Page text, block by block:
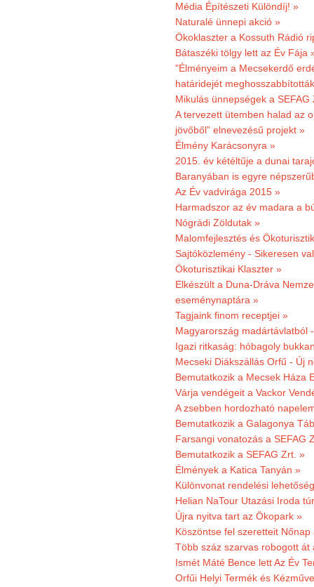
Média Építészeti Különdíj! »
Naturalé ünnepi akció »
Ökoklaszter a Kossuth Rádió
Bátaszéki tölgy lett az Év Fája
"Élményeim a Mecsekerdő
határidejét
Mikulás ünnepségek a SEFAG
A tervezett ütemben halad az
jövőből” elnevezésű projekt »
Élmény Karácsonyra »
2015. év kétéltűje a dunai
Baranyában is egyre
Az Év vadvirága 2015 »
Harmadszor az év madara a
Nógrádi Zöldutak »
Malomfejlesztés és
Sajtóközlemény - Sikeresen
Ökoturisztikai Klaszter »
Elkészült a Duna-Dráva
eseménynaptára »
Tagjaink finom receptjei »
Magyarország madártávlatból
Igazi ritkaság: hóbagoly
Mecseki Diákszállás Orfű - Új
Bemutatkozik a Mecsek Háza
Várja vendégeit a Vackor
A zsebben hordozható
Bemutatkozik a Galagonya
Farsangi vonatozás a SEFAG
Bemutatkozik a SEFAG Zrt. »
Élmények a Katica Tanyán »
Különvonat rendelési
Helian NaTour Utazási Iroda
Újra nyitva tart az Ökopark »
Köszöntse fel szeretteit
Több száz szarvas robogott át
Ismét Máté Bence lett Az Év
Orfűi Helyi Termék és